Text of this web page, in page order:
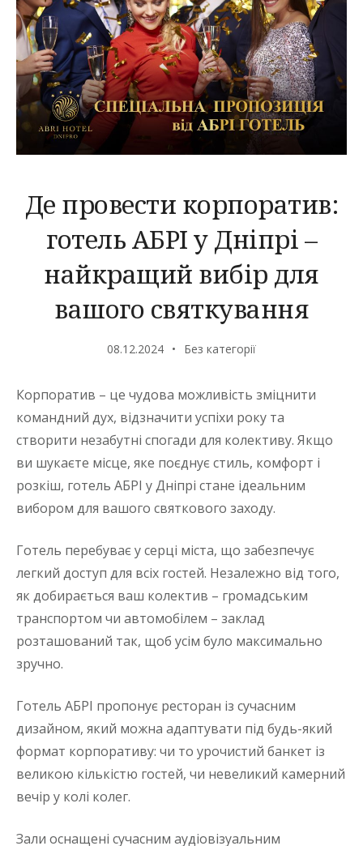
Де провести корпоратив:
готель АБРІ у Дніпрі –
найкращий вибір для
вашого святкування
08.12.2024 Без категорії
Корпоратив – це чудова можливість зміцнити
командний дух, відзначити успіхи року та
створити незабутні спогади для колективу. Якщо
ви шукаєте місце, яке поєднує стиль, комфорт і
розкіш, готель АБРІ у Дніпрі стане ідеальним
вибором для вашого святкового заходу.
Готель перебуває у серці міста, що забезпечує
легкий доступ для всіх гостей. Незалежно від того,
як добирається ваш колектив – громадським
транспортом чи автомобілем – заклад
розташований так, щоб усім було максимально
зручно.
Готель АБРІ пропонує ресторан із сучасним
дизайном, який можна адаптувати під будь-який
формат корпоративу: чи то урочистий банкет із
великою кількістю гостей, чи невеликий камерний
вечір у колі колег.
Зали оснащені сучасним аудіовізуальним